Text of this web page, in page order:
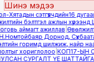
Шинэ мэдээ
сэтгүүлчдийн16
бэлтгэл ажлын хүрээнд
аймагт ажиллав|
Дорнод,
горимд шилжиж, найр
хориглолоо|КОП17-ЫН
СУРГАЛТ ҮЕ